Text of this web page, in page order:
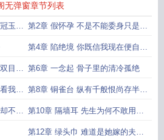
无弹窗章节列表
玉貌 第2章 假怀孕 不是不能委身只是不
愿委于他
第4章 陷绝境 你既信我现在便自尽
吧
目断 第6章 一念起 骨子里的清冷孤绝
我好 第8章 铜雀台 纵有千般恨尚存半点
心
不喜 第10章 隔墙耳 先生为何不敢用正
眼看我
第12章 绿头巾 难道是她嫁的夫君